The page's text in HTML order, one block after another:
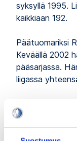
syksyllä 1995.
kaikkiaan 192.
Päätuomariksi
Keväällä 2002
pääsarjassa.
liigassa
MM-kisoissa
vuonna 2007.